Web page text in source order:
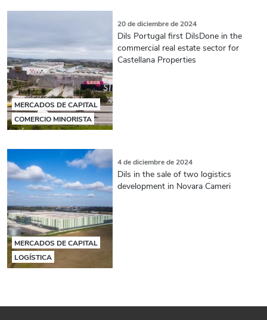
MERCADOS DE CAPITAL
COMERCIO MINORISTA
20 de diciembre de 2024
Dils Portugal first DilsDone in the
commercial real estate sector for
Castellana Properties
MERCADOS DE CAPITAL
LOGÍSTICA
4 de diciembre de 2024
Dils in the sale of two logistics
development in Novara Cameri